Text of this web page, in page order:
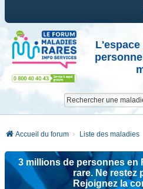
Accueil du forum Liste des maladies
3 millions de personnes en
rare. Ne restez
Rejoignez la